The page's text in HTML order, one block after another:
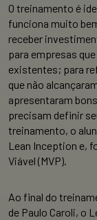
O treinamento é
funciona muito
receber
para empresas
existentes; para
que não
apresentaram
precisam definir
treinamento, o
Lean Inception e,
Viável (MVP).
Ao final do
de Paulo Caroli, o